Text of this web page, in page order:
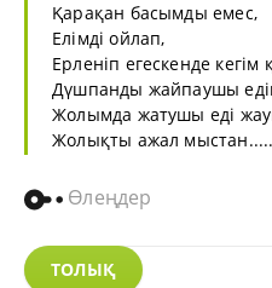
Қарақан басымды емес,
Елімді ойлап,
Ерленіп егескенде кегім
Дүшпанды жайпаушы
Жолымда жатушы еді
Жолықты ажал
Өлеңдер
ТОЛЫҚ